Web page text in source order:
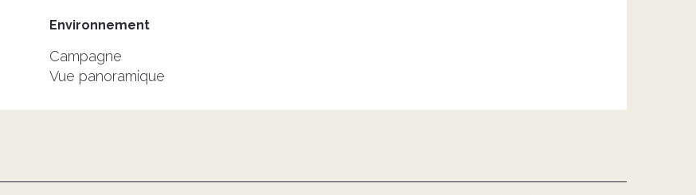
Environnement
Environnement
Campagne
Vue panoramique